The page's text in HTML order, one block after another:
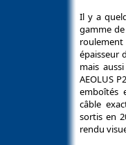
Il y a
gamme
épaisseur
mais
AEOLUS
emboîtés
câble
sortis en
rendu